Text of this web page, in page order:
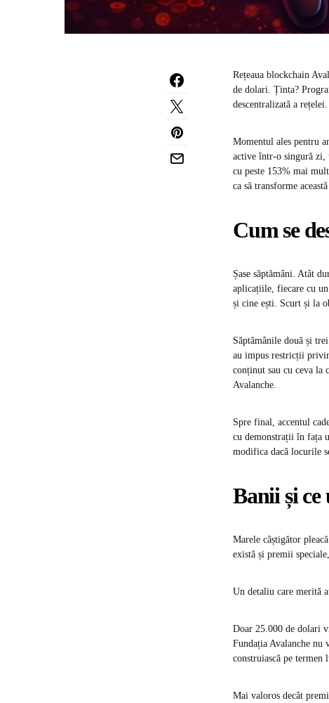
Rețeaua blockchain
de dolari. Ținta?
descentralizată a
Momentul ales pentru
active într-o singură zi,
cu peste 153% mai
ca să transforme
Cum se
Șase săptămâni. Atât
aplicațiile, fiecare cu
și cine ești. Scurt și la
Săptămânile două și
au impus restricții
conținut sau cu ceva la
Avalanche.
Spre final, accentul
cu demonstrații în fața
modifica dacă locurile
Banii și
Marele câștigător
există și premii
Un detaliu care merită
Doar 25.000 de dolari
Fundația Avalanche nu
construiască pe termen
Mai valoros decât